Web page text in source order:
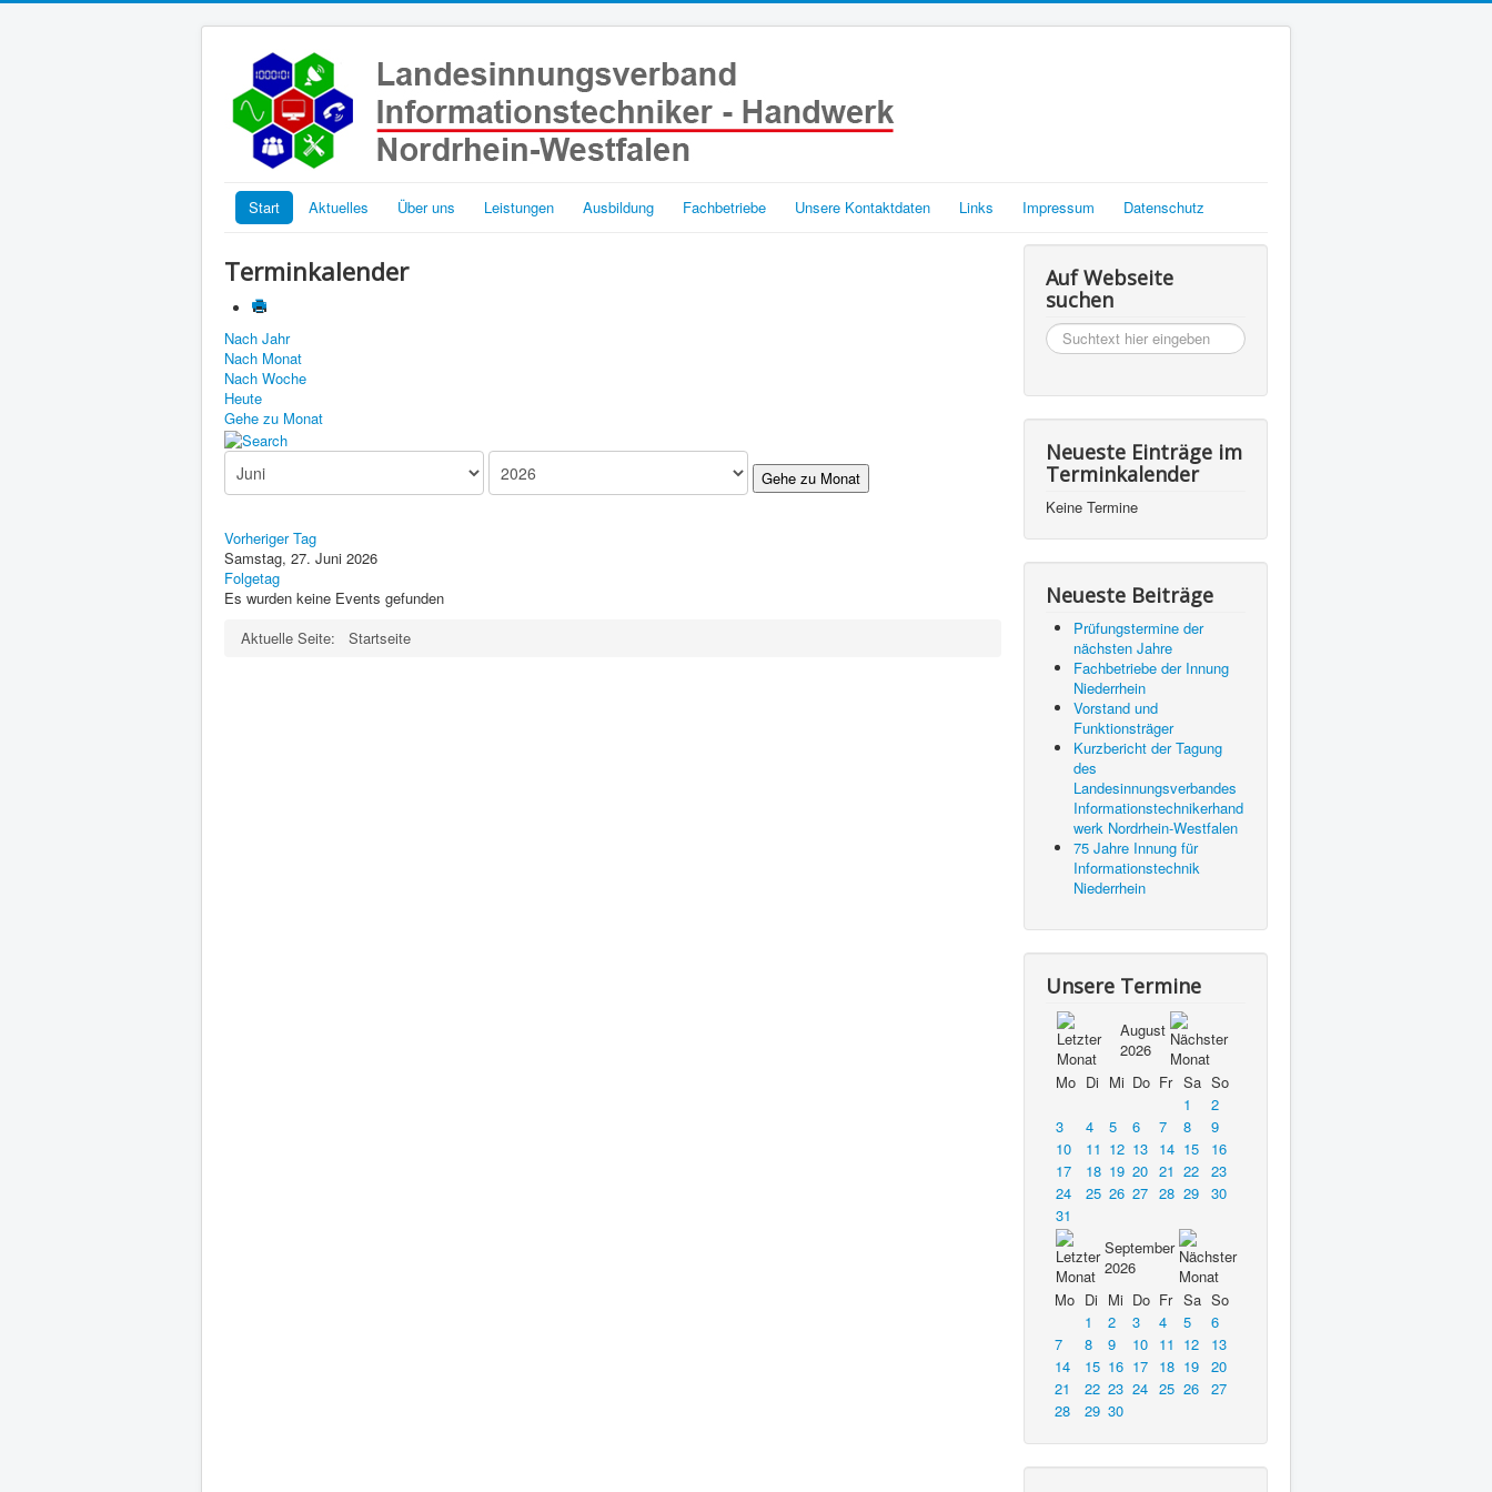
Start Aktuelles Über uns Leistungen Ausbildung Fachbetriebe Unsere Kontaktdaten Links Impressum Datenschutz
Terminkalender
Nach Jahr
Nach Monat
Nach Woche
Heute
Gehe zu Monat
Gehe zu Monat
Vorheriger Tag
Samstag, 27. Juni 2026
Folgetag
Es wurden keine Events gefunden
Aktuelle Seite:
Startseite
Auf Webseite
suchen
suchen
Neueste Einträge im
Terminkalender
Keine Termine
Neueste Beiträge
Prüfungstermine der
nächsten Jahre
Fachbetriebe der Innung
Niederrhein
Vorstand und
Funktionsträger
Kurzbericht der Tagung
des
Landesinnungsverbandes
Informationstechnikerhand
werk Nordrhein-Westfalen
75 Jahre Innung für
Informationstechnik
Niederrhein
Unsere Termine
August
2026
Mo Di Mi Do Fr Sa So
1
2
3
4 5 6 7 8
9
10
11 12 13 14 15
16
17
18 19 20 21 22
23
24
25 26 27 28 29
30
31
September
2026
Mo Di Mi Do Fr Sa So
1
2 3 4 5
6
7
8 9 10 11 12
13
14
15 16 17 18 19
20
21
22 23 24 25 26
27
28
29 30